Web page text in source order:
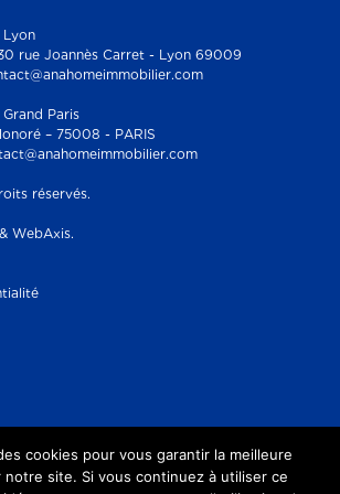
Lyon
rue Joannès Carret - Lyon 69009
Paris
– 75008 - PARIS
réservés.
WebAxis.
cookies pour vous garantir la meilleure
notre site. Si vous continuez à utiliser ce